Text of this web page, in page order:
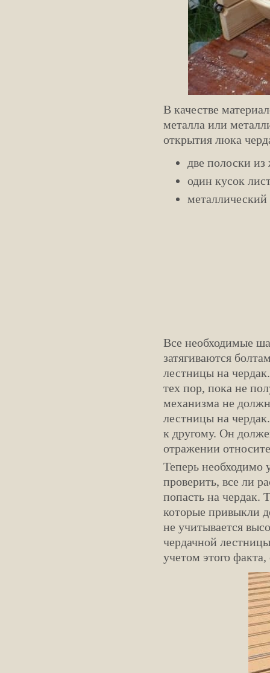
В качестве
металла или
открытия люка
две полоски
один кусок
металлический
Все необходимые
затягиваются
лестницы на
тех пор, пока не
механизма не
лестницы на
к другому. Он
отражении
Теперь необходимо
проверить, все ли
попасть на чердак.
которые привыкли
не учитывается
чердачной
учетом этого